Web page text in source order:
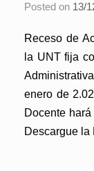
Posted on 13/
Receso de
la UNT fija
enero de
Docente
Descargue la